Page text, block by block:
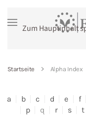
Zum Hauptinhalt
Startseite Alpha Index
a b c d e f
p
q r s t